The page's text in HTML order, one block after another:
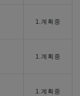
1.계획중
1.계획중
1.계획중